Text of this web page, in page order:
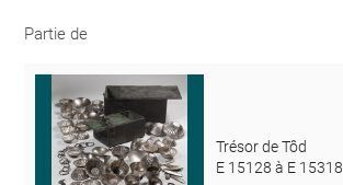
Partie de
Trésor de Tôd
E 15128 à E 15318